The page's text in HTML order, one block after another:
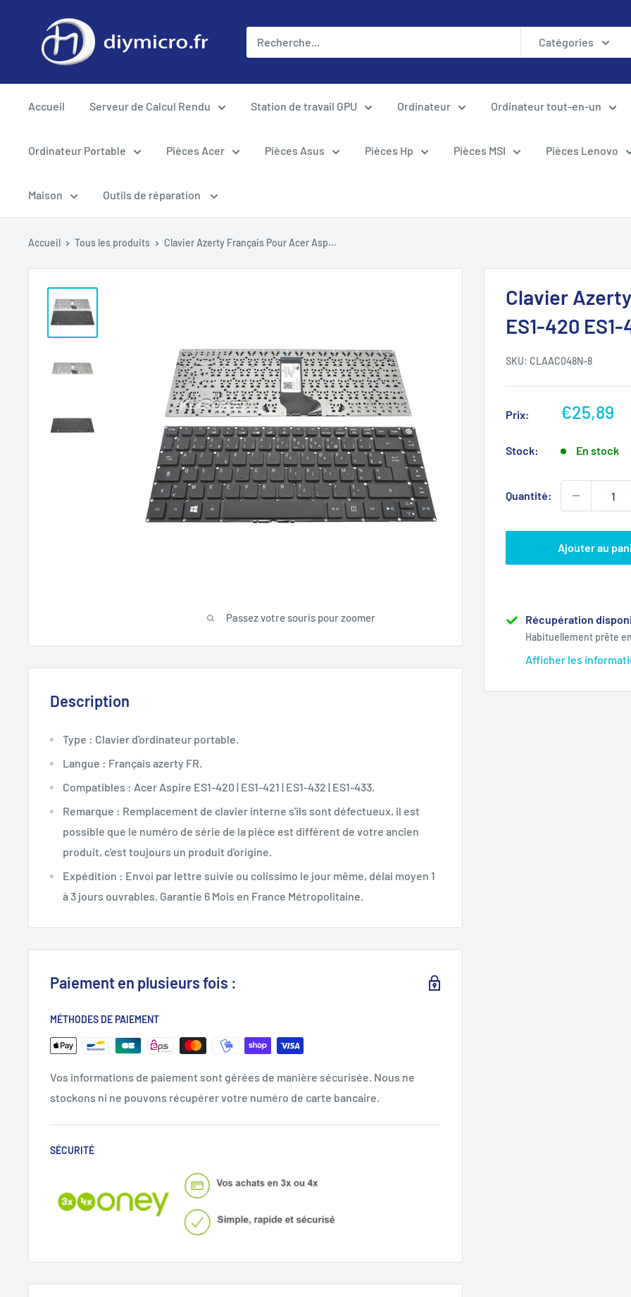
Catégories
Accueil Serveur de Calcul Rendu Station de travail GPU Ordinateur Ordinateur tout-en-un
Ordinateur Portable Pièces Acer Pièces Asus Pièces Hp Pièces MSI Pièces Lenovo
Maison Outils de réparation
Accueil Tous les produits Clavier Azerty Français Pour Acer Asp...
Passez votre souris pour zoomer
Clavier
ES1-420
SKU: CLAAC048N-8
Prix:
Prix
€25,89
Stock: En stock
Quantité:
Ajouter au
Récupération
Habituellement prête
Afficher les
Description
Type : Clavier d'ordinateur portable.
Langue : Français azerty FR.
Compatibles : Acer Aspire ES1-420 | ES1-421 | ES1-432 | ES1-433.
Remarque : Remplacement de clavier interne s'ils sont défectueux, il est
possible que le numéro de série de la pièce est différent de votre ancien
produit, c'est toujours un produit d'origine.
Expédition : Envoi par lettre suivie ou colissimo le jour même, délai moyen 1
à 3 jours ouvrables. Garantie 6 Mois en France Métropolitaine.
Paiement en plusieurs fois :
MÉTHODES DE PAIEMENT
Vos informations de paiement sont gérées de manière sécurisée. Nous ne
stockons ni ne pouvons récupérer votre numéro de carte bancaire.
SÉCURITÉ